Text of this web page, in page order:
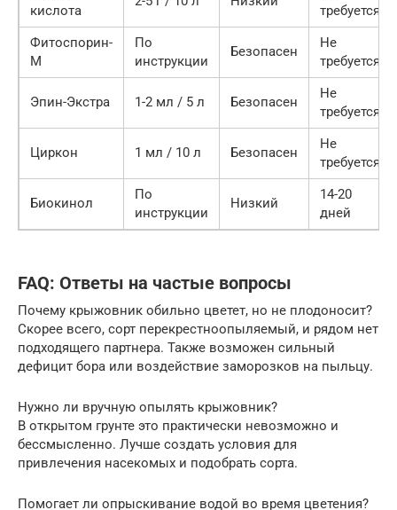
кислота
требуется
Фитоспорин-
М
По
инструкции
Безопасен
Не
требуется
Эпин-Экстра 1-2 мл / 5 л Безопасен
Не
требуется
Циркон 1 мл / 10 л Безопасен
Не
требуется
Биокинол
По
инструкции
Низкий
14-20
дней
FAQ: Ответы на частые вопросы
Почему крыжовник обильно цветет, но не плодоносит?
Скорее всего, сорт перекрестноопыляемый, и рядом нет
подходящего партнера. Также возможен сильный
дефицит бора или воздействие заморозков на пыльцу.
Нужно ли вручную опылять крыжовник?
В открытом грунте это практически невозможно и
бессмысленно. Лучше создать условия для
привлечения насекомых и подобрать сорта.
Помогает ли опрыскивание водой во время цветения?